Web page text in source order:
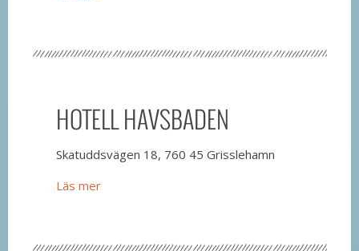
HOTELL HAVSBADEN
Skatuddsvägen 18, 760 45 Grisslehamn
Läs mer